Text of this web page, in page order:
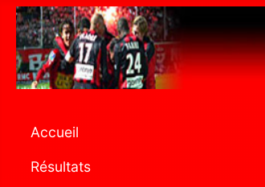
Accueil
Résultats